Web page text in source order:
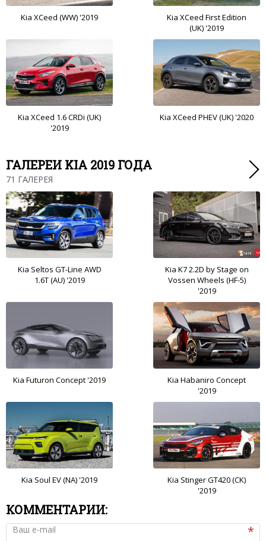
Kia XCeed (WW) '2019
Kia XCeed First Edition
(UK) '2019
Kia XCeed 1.6 CRDi (UK)
'2019
Kia XCeed PHEV (UK) '2020
ГАЛЕРЕИ KIA 2019 ГОДА
71 ГАЛЕРЕЯ
Kia Seltos GT-Line AWD
1.6T (AU) '2019
Kia K7 2.2D by Stage on
Vossen Wheels (HF-5)
'2019
Kia Futuron Concept '2019
Kia Habaniro Concept
'2019
Kia Soul EV (NA) '2019
Kia Stinger GT420 (CK)
'2019
КОММЕНТАРИИ:
Ваш e-mail